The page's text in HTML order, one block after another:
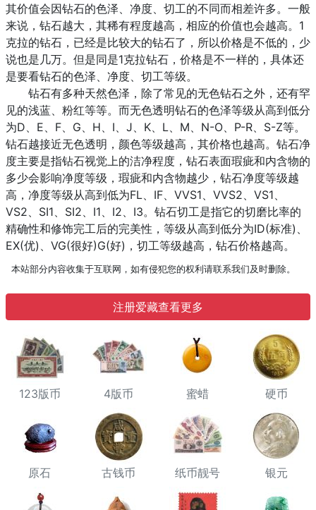
其价值会因钻石的色泽、净度、切工的不同而相差许多。一般
来说，钻石越大，其稀有程度越高，相应的价值也会越高。1
克拉的钻石，已经是比较大的钻石了，所以价格是不低的，少
说也是几万。但是同是1克拉钻石，价格是不一样的，具体还
是要看钻石的色泽、净度、切工等级。
钻石有多种天然色泽，除了常见的无色钻石之外，还有罕
见的浅蓝、粉红等等。而无色透明钻石的色泽等级从高到低分
为D、E、F、G、H、I、J、K、L、M、N-O、P-R、S-Z等。
钻石越接近无色透明，颜色等级越高，其价格也越高。钻石净
度主要是指钻石视觉上的洁净程度，钻石表面瑕疵和内含物的
多少会影响净度等级，瑕疵和内含物越少，钻石净度等级越
高，净度等级从高到低为FL、IF、VVS1、VVS2、VS1、
VS2、SI1、SI2、I1、I2、I3。钻石切工是指它的切磨比率的
精确性和修饰完工后的完美性，等级从高到低分为ID(标准)、
EX(优)、VG(很好)G(好)，切工等级越高，钻石价格越高。
本站部分内容收集于互联网，如有侵犯您的权利请联系我们及时删除。
注册爱藏查看更多
123版币 4版币 蜜蜡 硬币
原石 古钱币 纸币靓号 银元